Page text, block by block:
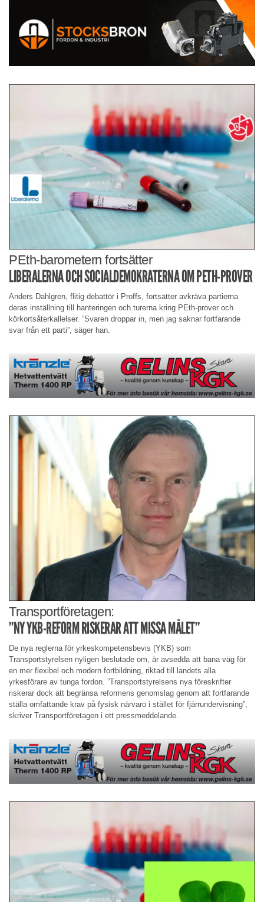
PEth-barometern fortsätter
LIBERALERNA OCH SOCIALDEMOKRATERNA OM PETH-PROVER
Anders Dahlgren, flitig debattör i Proffs, fortsätter avkräva partierna
deras inställning till hanteringen och turerna kring PEth-prover och
körkortsåterkallelser. ”Svaren droppar in, men jag saknar fortfarande
svar från ett parti”, säger han.
Transportföretagen:
”NY YKB-REFORM RISKERAR ATT MISSA MÅLET”
De nya reglerna för yrkeskompetensbevis (YKB) som
Transportstyrelsen nyligen beslutade om, är avsedda att bana väg för
en mer flexibel och modern fortbildning, riktad till landets alla
yrkesförare av tunga fordon. ”Transportstyrelsens nya föreskrifter
riskerar dock att begränsa reformens genomslag genom att fortfarande
ställa omfattande krav på fysisk närvaro i stället för fjärrundervisning”,
skriver Transportföretagen i ett pressmeddelande.